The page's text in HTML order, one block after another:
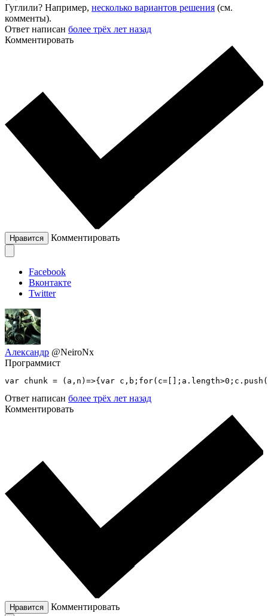
Гуглили? Например, несколько вариантов решения (см.
комменты).
Ответ написан более трёх лет назад
Комментировать
Нравится Комментировать
Facebook
Вконтакте
Twitter
Александр @NeiroNx
Программист
var chunk = (a,n)=>{var
Ответ написан более трёх лет назад
Комментировать
Нравится Комментировать